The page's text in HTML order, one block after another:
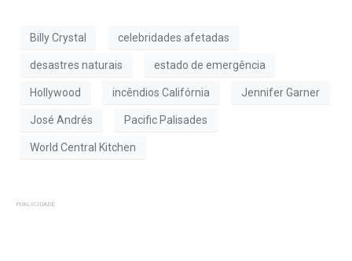
Billy Crystal celebridades afetadas
desastres naturais estado de emergência
Hollywood incêndios Califórnia Jennifer Garner
José Andrés Pacific Palisades
World Central Kitchen
PUBLICIDADE